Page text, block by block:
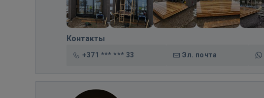
Контакты
+371 *** *** 33 Эл. почта